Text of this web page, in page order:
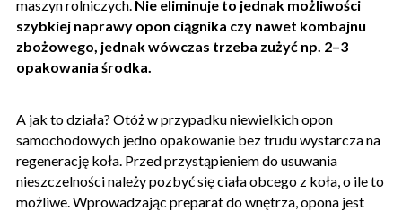
maszyn rolniczych. Nie eliminuje to jednak możliwości
szybkiej naprawy opon ciągnika czy nawet kombajnu
zbożowego, jednak wówczas trzeba zużyć np. 2–3
opakowania środka.
A jak to działa? Otóż w przypadku niewielkich opon
samochodowych jedno opakowanie bez trudu wystarcza na
regenerację koła. Przed przystąpieniem do usuwania
nieszczelności należy pozbyć się ciała obcego z koła, o ile to
możliwe. Wprowadzając preparat do wnętrza, opona jest